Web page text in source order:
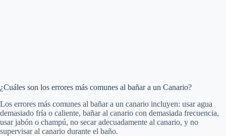
¿Cuáles son los errores más comunes al bañar a un Canario?
Los errores más comunes al bañar a un canario incluyen: usar agua
demasiado fría o caliente, bañar al canario con demasiada frecuencia,
usar jabón o champú, no secar adecuadamente al canario, y no
supervisar al canario durante el baño.